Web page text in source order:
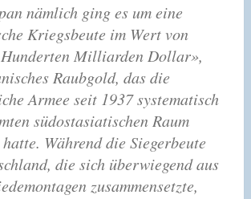
nämlich ging es um eine
Kriegsbeute im Wert von
Milliarden Dollar»,
Raubgold, das die
Armee seit 1937 systematisch
südostasiatischen Raum
Während die Siegerbeute
die sich überwiegend aus
zusammensetzte,